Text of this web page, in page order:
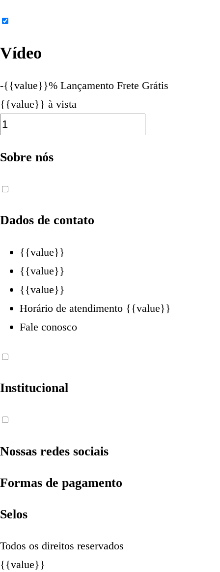
Vídeo
-{{value}}% Lançamento Frete Grátis
{{value}} à vista
Sobre nós
Dados de contato
{{value}}
{{value}}
{{value}}
Horário de atendimento {{value}}
Fale conosco
Institucional
Nossas redes sociais
Formas de pagamento
Selos
Todos os direitos reservados
{{value}}